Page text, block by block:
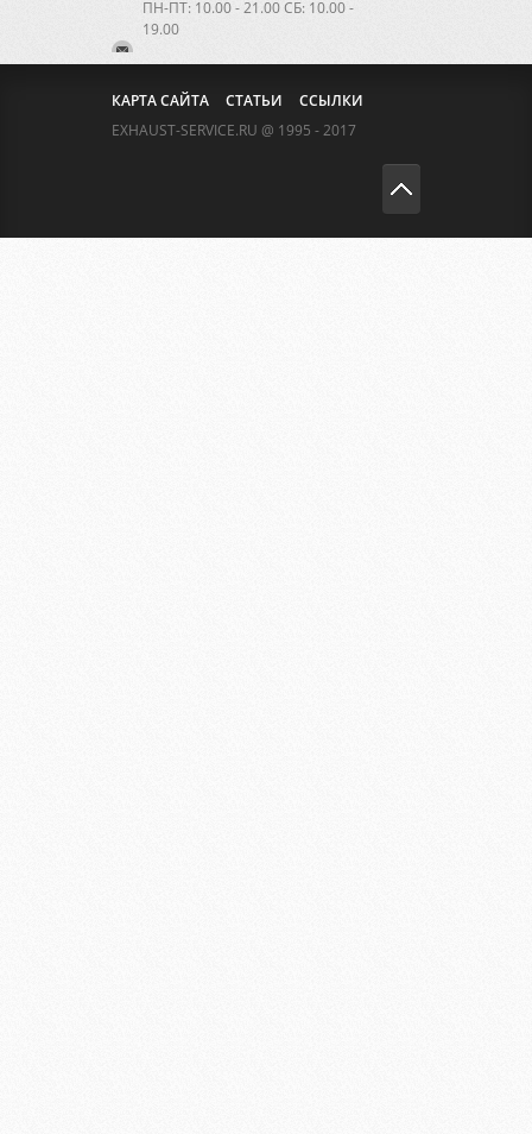
ПН-ПТ: 10.00 - 21.00 CБ: 10.00 -
19.00
КАРТА САЙТА СТАТЬИ
ССЫЛКИ
EXHAUST-SERVICE.RU @ 1995 - 2017